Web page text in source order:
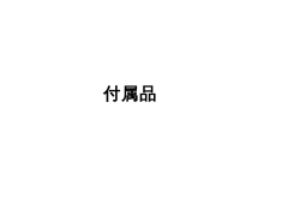
付属品